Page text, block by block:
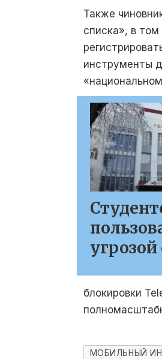
Также
списка», в
инструменты
блокировки
МОБИЛЬНЫЙ